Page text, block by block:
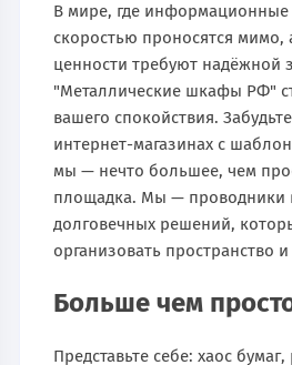
В мире, где
скоростью проносятся мимо,
ценности требуют надёжной
"Металлические шкафы РФ"
вашего спокойствия.
интернет-магазинах с
мы — нечто большее, чем
площадка. Мы — проводники
долговечных решений,
организовать пространство
Больше чем
Представьте себе: хаос